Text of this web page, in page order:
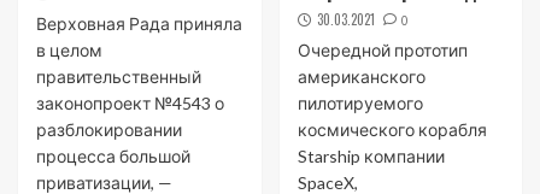
Верховная Рада приняла
в целом
правительственный
законопроект №4543 о
разблокировании
процесса большой
приватизации, —
30.03.2021 0
Очередной прототип
американского
пилотируемого
космического корабля
Starship компании
SpaceX,